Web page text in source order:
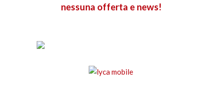
nessuna offerta e news!